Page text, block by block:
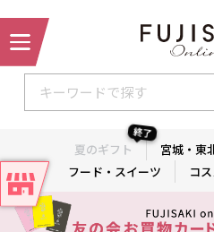
夏のギフト
終了
宮城・東
フード・スイーツ
コ